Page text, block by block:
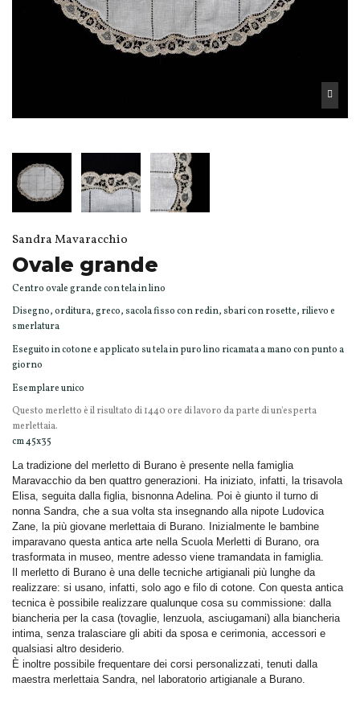
Sandra Mavaracchio
Ovale grande
Centro ovale grande con tela in lino
Disegno, orditura, greco, sacola fisso con redin, sbari con rosette, rilievo e
smerlatura
Eseguito in cotone e applicato su tela in puro lino ricamata a mano con punto a
giorno
Esemplare unico
Questo merletto è il risultato di 1440 ore di lavoro da parte di un'esperta
merlettaia.
cm 45x35
La tradizione del merletto di Burano è presente nella famiglia
Maravacchio da ben quattro generazioni. Ha iniziato, infatti, la trisavola
Elisa, seguita dalla figlia, bisnonna Adelina. Poi è giunto il turno di
nonna Sandra, che a sua volta sta insegnando alla nipote Ludovica
Zane, la più giovane merlettaia di Burano. Inizialmente le bambine
imparavano questa antica arte nella Scuola Merletti di Burano, ora
trasformata in museo, mentre adesso viene tramandata in famiglia.
Il merletto di Burano è una delle tecniche artigianali più lunghe da
realizzare: si usano, infatti, solo ago e filo di cotone. Con questa antica
tecnica è possibile realizzare qualunque cosa su commissione: dalla
biancheria per la casa (tovaglie, lenzuola, asciugamani) alla biancheria
intima, senza tralasciare gli abiti da sposa e cerimonia, accessori e
qualsiasi altro desiderio.
È inoltre possibile frequentare dei corsi personalizzati, tenuti dalla
maestra merlettaia Sandra, nel laboratorio artigianale a Burano.